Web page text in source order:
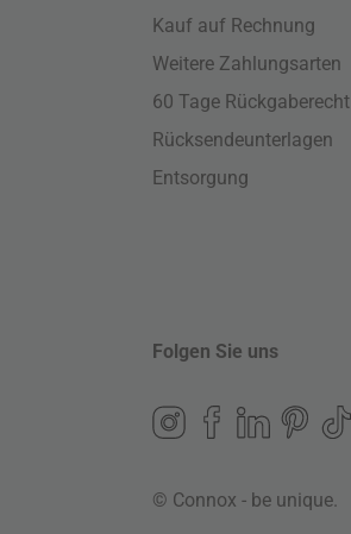
Kauf auf Rechnung
Weitere Zahlungsarten
60 Tage Rückgaberecht
Rücksendeunterlagen
Entsorgung
Folgen Sie uns
© Connox - be unique.